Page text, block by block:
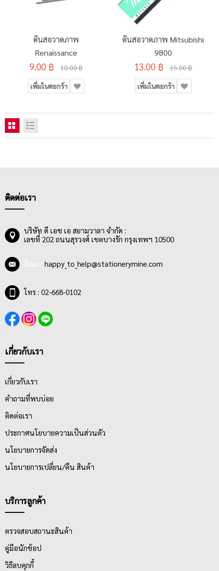
ดินสอวาดภาพ
Renaissance
9.00 ฿ 10.00 ฿
เพิ่มในตะกร้า
ดินสอวาดภาพ Mitsubishi
9800
13.00 ฿ 15.00 ฿
เพิ่มในตะกร้า
ติดต่อเรา
บริษัท ดี เอช เอ สยามวาลา จำกัด :
เลขที่ 202 ถนนสุรวงศ์ เขตบางรัก กรุงเทพฯ 10500
happy_to_help@stationerymine.com
โทร : 02-668-0102
เกี่ยวกับเรา
เกี่ยวกับเรา
คำถามที่พบบ่อย
ติดต่อเรา
ประกาศนโยบายความเป็นส่วนตัว
นโยบายการจัดส่ง
นโยบายการเปลี่ยน/คืน สินค้า
บริการลูกค้า
ตรวจสอบสถานะสินค้า
คู่มือนักช้อป
วิธีลบคุกกี้